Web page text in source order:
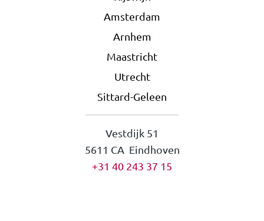
Amsterdam
Arnhem
Maastricht
Utrecht
Sittard-Geleen
Vestdijk 51
5611 CA Eindhoven
+31 40 243 37 15